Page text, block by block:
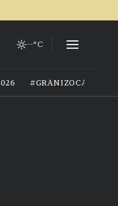
--°C
#GRANIZOCALOR